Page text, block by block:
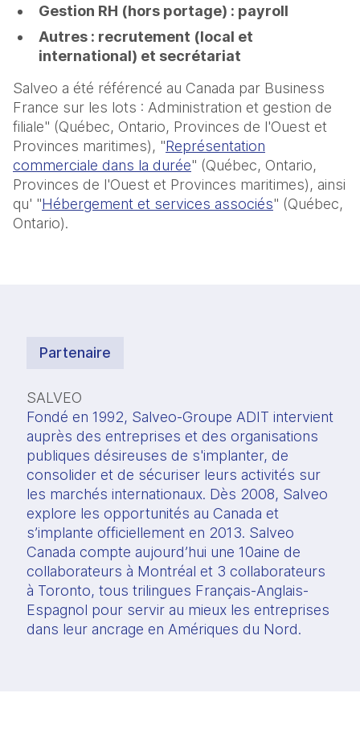
Gestion RH (hors portage) : payroll
Autres : recrutement (local et
international) et secrétariat
Salveo a été référencé au Canada par Business
France sur les lots : Administration et gestion de
filiale" (Québec, Ontario, Provinces de l'Ouest et
Provinces maritimes), "Représentation
commerciale dans la durée" (Québec, Ontario,
Provinces de l'Ouest et Provinces maritimes), ainsi
qu' "Hébergement et services associés" (Québec,
Ontario).
Partenaire
SALVEO
Fondé en 1992, Salveo-Groupe ADIT intervient
auprès des entreprises et des organisations
publiques désireuses de s'implanter, de
consolider et de sécuriser leurs activités sur
les marchés internationaux. Dès 2008, Salveo
explore les opportunités au Canada et
s’implante officiellement en 2013. Salveo
Canada compte aujourd’hui une 10aine de
collaborateurs à Montréal et 3 collaborateurs
à Toronto, tous trilingues Français-Anglais-
Espagnol pour servir au mieux les entreprises
dans leur ancrage en Amériques du Nord.